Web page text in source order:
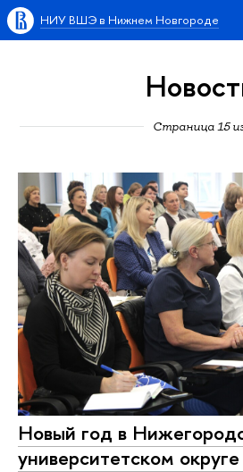
НИУ ВШЭ в Нижнем Новгороде
Страница 15
Новый год в
университетском